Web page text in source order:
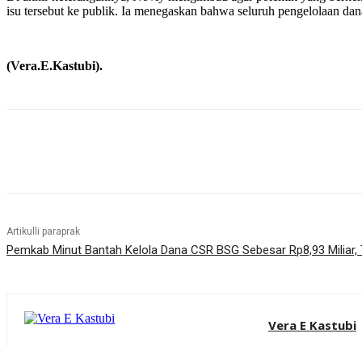
isu tersebut ke publik. Ia menegaskan bahwa seluruh pengelolaan
(Vera.E.Kastubi).
Artikulli paraprak
Pemkab Minut Bantah Kelola Dana CSR BSG Sebesar Rp8,93
Vera E Kastubi